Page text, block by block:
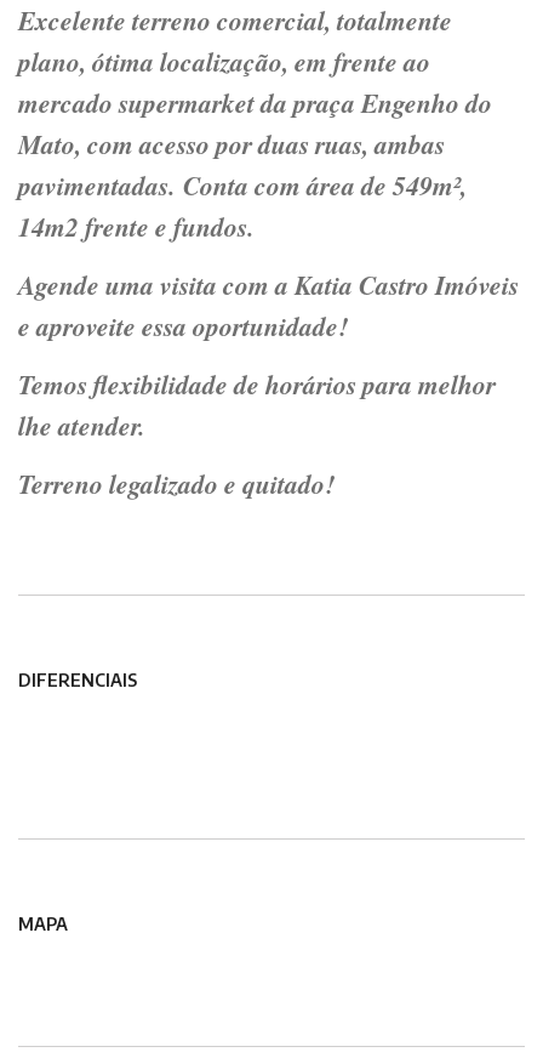
Excelente terreno comercial, totalmente
plano, ótima localização, em frente ao
mercado supermarket da praça Engenho do
Mato, com acesso por duas ruas, ambas
pavimentadas. Conta com área de 549m²,
14m2 frente e fundos.
Agende uma visita com a Katia Castro Imóveis
e aproveite essa oportunidade!
Temos flexibilidade de horários para melhor
lhe atender.
Terreno legalizado e quitado!
DIFERENCIAIS
MAPA